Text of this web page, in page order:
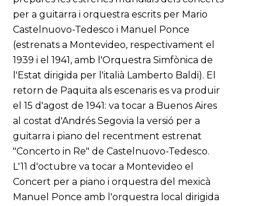
per a guitarra i orquestra escrits per Mario
Castelnuovo-Tedesco i Manuel Ponce
(estrenats a Montevideo, respectivament el
1939 i el 1941, amb l'Orquestra Simfònica de
l'Estat dirigida per l'italià Lamberto Baldi). El
retorn de Paquita als escenaris es va produir
el 15 d'agost de 1941: va tocar a Buenos Aires
al costat d'Andrés Segovia la versió per a
guitarra i piano del recentment estrenat
"Concerto in Re" de Castelnuovo-Tedesco.
L'11 d'octubre va tocar a Montevideo el
Concert per a piano i orquestra del mexicà
Manuel Ponce amb l'orquestra local dirigida